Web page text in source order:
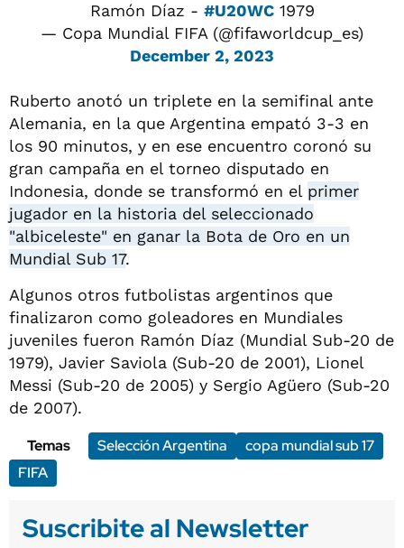
Ramón Díaz - #U20WC1979
— Copa Mundial FIFA (@fifaworldcup_es)
December 2, 2023
Ruberto anotó un triplete en la semifinal ante
Alemania, en la que Argentina empató 3-3 en
los 90 minutos, y en ese encuentro coronó su
gran campaña en el torneo disputado en
Indonesia, donde se transformó en el primer
jugador en la historia del seleccionado
"albiceleste" en ganar la Bota de Oro en un
Mundial Sub 17.
Algunos otros futbolistas argentinos que
finalizaron como goleadores en Mundiales
juveniles fueron Ramón Díaz (Mundial Sub-20 de
1979), Javier Saviola (Sub-20 de 2001), Lionel
Messi (Sub-20 de 2005) y Sergio Agüero (Sub-20
de 2007).
Temas
Selección Argentina
copa mundial sub 17
FIFA
Suscribite al Newsletter